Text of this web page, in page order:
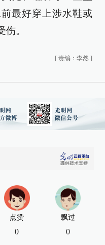
最好穿上涉水鞋或
。
[ 责编：李然 ]
点赞
0
飘过
0